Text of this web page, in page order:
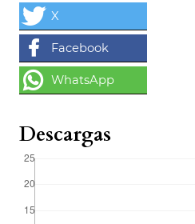
Descargas